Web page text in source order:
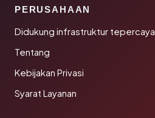
PERUSAHAAN
Didukung infrastruktur tepercaya
Tentang
Kebijakan Privasi
Syarat Layanan